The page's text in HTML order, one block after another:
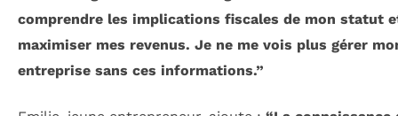
comprendre les implications fiscales de mon statut
maximiser mes revenus. Je ne me vois plus gérer
entreprise sans ces informations.”